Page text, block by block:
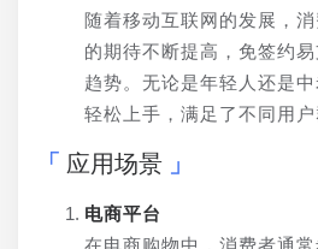
随着移动互联网的发展，
的期待不断提高，免签约
趋势。无论是年轻人还是
轻松上手，满足了不同用户
应用场景
电商平台
在电商购物中，消费者通